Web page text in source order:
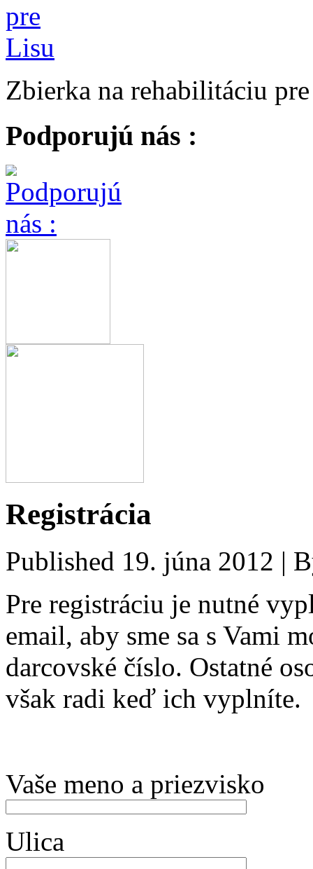
Zbierka na rehabilitáciu
Podporujú nás :
Registrácia
Published 19. júna 2012 |
Pre registráciu je nutné
email, aby sme sa s Vami
darcovské číslo. Ostatné
však radi keď ich vyplníte.
Vaše meno a priezvisko
Ulica